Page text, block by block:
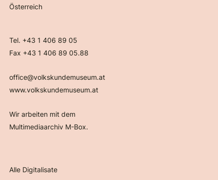
Österreich
Tel. +43 1 406 89 05
Fax +43 1 406 89 05.88
office@volkskundemuseum.at
www.volkskundemuseum.at
Wir arbeiten mit dem
Multimediaarchiv M-Box.
Alle Digitalisate